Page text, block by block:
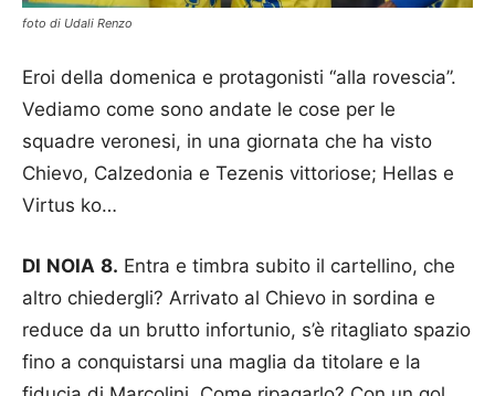
foto di Udali Renzo
Eroi della domenica e protagonisti “alla rovescia”.
Vediamo come sono andate le cose per le
squadre veronesi, in una giornata che ha visto
Chievo, Calzedonia e Tezenis vittoriose; Hellas e
Virtus ko…
DI NOIA 8. Entra e timbra subito il cartellino, che
altro chiedergli? Arrivato al Chievo in sordina e
reduce da un brutto infortunio, s’è ritagliato spazio
fino a conquistarsi una maglia da titolare e la